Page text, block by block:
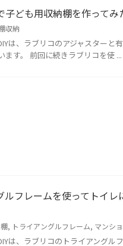
子ども用収納棚を作ってみ
収納
は、ラブリコのアジャスターと
ます。 前回に続きラブリコを使 ...
ルフレームを使ってトイレ
, トライアングルフレーム, マンシ
は、ラブリコのトライアングル